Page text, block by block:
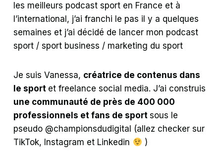
les meilleurs podcast sport en France et à
l’international, j’ai franchi le pas il y a quelques
semaines et j’ai décidé de lancer mon podcast
sport / sport business / marketing du sport
Je suis Vanessa, créatrice de contenus dans
le sport et freelance social media. J’ai construis
une communauté de près de 400 000
professionnels et fans de sportsous le
pseudo @championsdudigital (allez checker sur
TikTok, Instagram et Linkedin
)